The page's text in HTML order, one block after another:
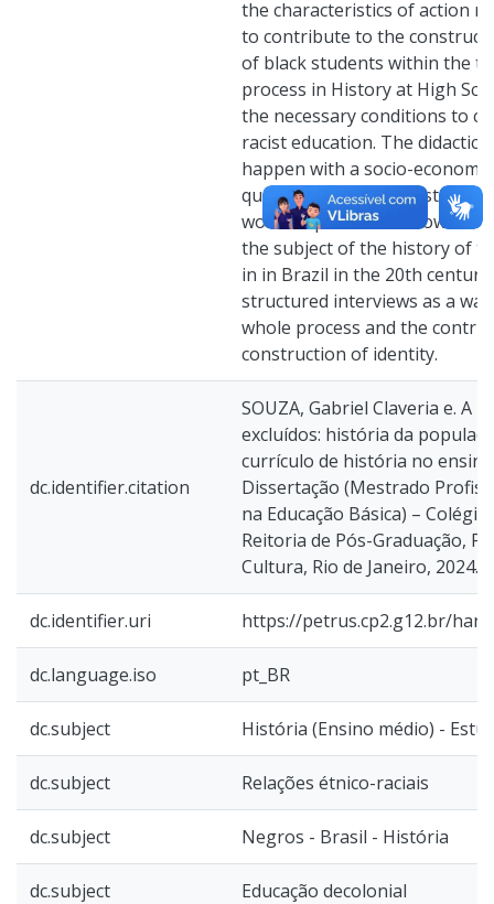
the characteristics of action
to contribute to the
of black students within the
process in History at High
the necessary conditions to
racist education. The didactic
happen with a socio-
questionnaire for the
workshops with their own
the subject of the history of
in in Brazil in the 20th century
structured interviews as a
whole process and the
construction of identity.
dc.identifier.citation
SOUZA, Gabriel Claveria e. A
excluídos: história da
currículo de história no
Dissertação (Mestrado
na Educação Básica) –
Reitoria de Pós-Graduação,
Cultura, Rio de Janeiro, 2024.
dc.identifier.uri https://petrus.cp2.g12.br/
dc.language.iso pt_BR
dc.subject História (Ensino médio) -
dc.subject Relações étnico-raciais
dc.subject Negros - Brasil - História
dc.subject Educação decolonial